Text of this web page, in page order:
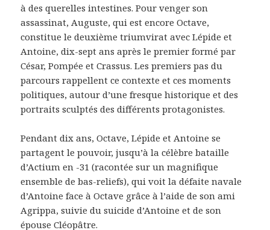
à des querelles intestines. Pour venger son
assassinat, Auguste, qui est encore Octave,
constitue le deuxième triumvirat avec Lépide et
Antoine, dix-sept ans après le premier formé par
César, Pompée et Crassus. Les premiers pas du
parcours rappellent ce contexte et ces moments
politiques, autour d’une fresque historique et des
portraits sculptés des différents protagonistes.
Pendant dix ans, Octave, Lépide et Antoine se
partagent le pouvoir, jusqu’à la célèbre bataille
d’Actium en -31 (racontée sur un magnifique
ensemble de bas-reliefs), qui voit la défaite navale
d’Antoine face à Octave grâce à l’aide de son ami
Agrippa, suivie du suicide d’Antoine et de son
épouse Cléopâtre.